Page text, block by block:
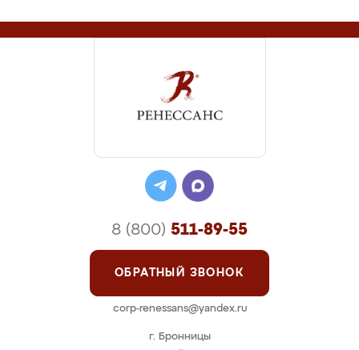
г. Бронницы
8 (800) 511-89-55
ОБРАТНЫЙ ЗВОНОК
corp-renessans@yandex.ru